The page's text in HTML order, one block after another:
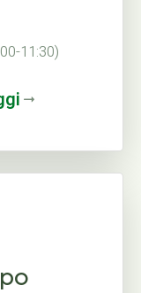
11:30)